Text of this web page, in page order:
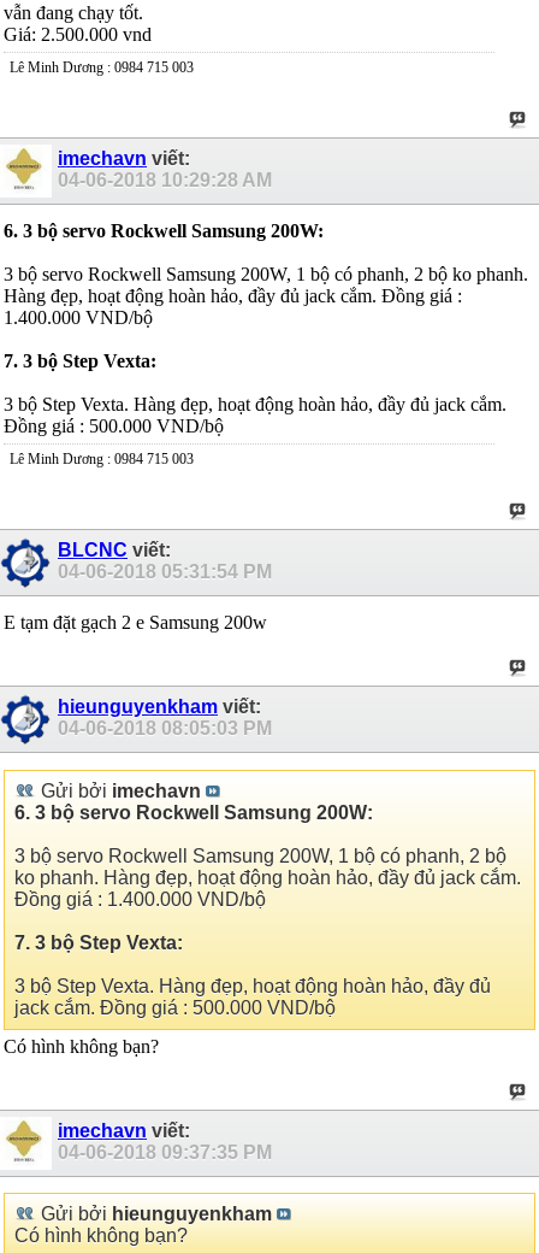
vẫn đang chạy tốt.
Giá: 2.500.000 vnd
Lê Minh Dương : 0984 715 003
imechavn viết:
04-06-2018 10:29:28 AM
6. 3 bộ servo Rockwell Samsung 200W:
3 bộ servo Rockwell Samsung 200W, 1 bộ có phanh, 2 bộ ko phanh.
Hàng đẹp, hoạt động hoàn hảo, đầy đủ jack cắm. Đồng giá :
1.400.000 VND/bộ
7. 3 bộ Step Vexta:
3 bộ Step Vexta. Hàng đẹp, hoạt động hoàn hảo, đầy đủ jack cắm.
Đồng giá : 500.000 VND/bộ
Lê Minh Dương : 0984 715 003
BLCNC viết:
04-06-2018 05:31:54 PM
E tạm đặt gạch 2 e Samsung 200w
hieunguyenkham viết:
04-06-2018 08:05:03 PM
Gửi bởi imechavn
6. 3 bộ servo Rockwell Samsung 200W:
3 bộ servo Rockwell Samsung 200W, 1 bộ có phanh, 2 bộ
ko phanh. Hàng đẹp, hoạt động hoàn hảo, đầy đủ jack cắm.
Đồng giá : 1.400.000 VND/bộ
7. 3 bộ Step Vexta:
3 bộ Step Vexta. Hàng đẹp, hoạt động hoàn hảo, đầy đủ
jack cắm. Đồng giá : 500.000 VND/bộ
Có hình không bạn?
imechavn viết:
04-06-2018 09:37:35 PM
Gửi bởi hieunguyenkham
Có hình không bạn?